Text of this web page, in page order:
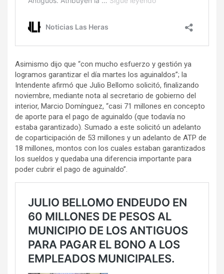
Asimismo dijo que “con mucho esfuerzo y gestión ya
logramos garantizar el día martes los aguinaldos”; la
Intendente afirmó que Julio Bellomo solicitó, finalizando
noviembre, mediante nota al secretario de gobierno del
interior, Marcio Domínguez, “casi 71 millones en concepto
de aporte para el pago de aguinaldo (que todavía no
estaba garantizado). Sumado a este solicitó un adelanto
de coparticipación de 53 millones y un adelanto de ATP de
18 millones, montos con los cuales estaban garantizados
los sueldos y quedaba una diferencia importante para
poder cubrir el pago de aguinaldo”.